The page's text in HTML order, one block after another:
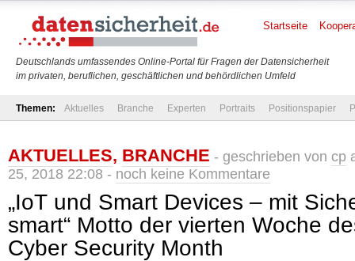
Deutschlands umfassendes Online-Portal für Fragen der Datensicherheit
im privaten, beruflichen, geschäftlichen und behördlichen Umfeld
Startseite
Themen: Aktuelles Branche Experten Portraits Positionspapier
AKTUELLES, BRANCHE - geschrieben von cp
25, 2018 22:08 - noch keine Kommentare
„IoT und Smart Devices – mit
smart“ Motto der vierten Woche
Cyber Security Month